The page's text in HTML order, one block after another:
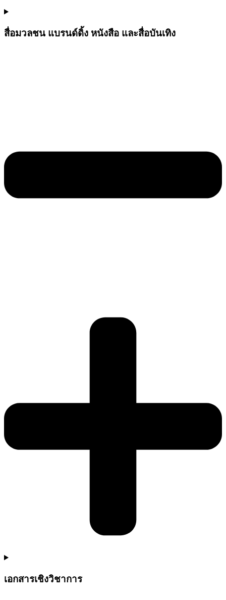
สื่อมวลชน แบรนด์ดิ้ง หนังสือ และสื่อบันเทิง
เอกสารเชิงวิชาการ